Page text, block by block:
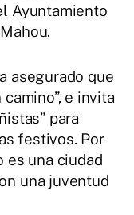
Ayuntamiento
asegurado que
e invita
para
festivos. Por
es una ciudad
una juventud